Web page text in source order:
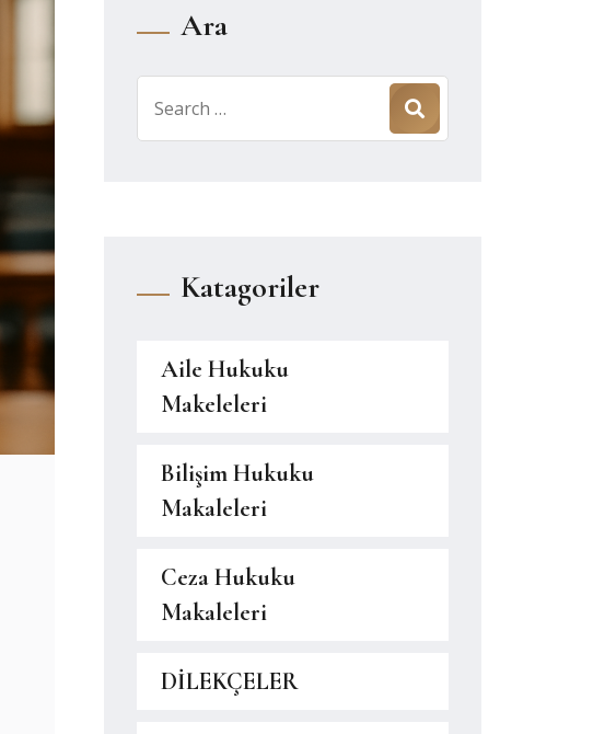
Ara
for:
Katagoriler
Aile Hukuku
Makeleleri
Bilişim Hukuku
Makaleleri
Ceza Hukuku
Makaleleri
DİLEKÇELER